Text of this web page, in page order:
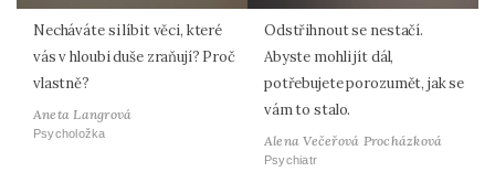
Necháváte si líbit věci, které
vás v hloubi duše zraňují? Proč
vlastně?
Aneta Langrová
Psycholožka
Odstřihnout se nestačí.
Abyste mohli jít dál,
potřebujete porozumět, jak se
vám to stalo.
Alena Večeřová Procházková
Psychiatr